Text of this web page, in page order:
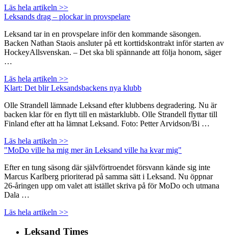
Läs hela artikeln >>
Leksands drag – plockar in provspelare
Leksand tar in en provspelare inför den kommande säsongen.
Backen Nathan Staois ansluter på ett korttidskontrakt inför starten av
HockeyAllsvenskan. – Det ska bli spännande att följa honom, säger
…
Läs hela artikeln >>
Klart: Det blir Leksandsbackens nya klubb
Olle Strandell lämnade Leksand efter klubbens degradering. Nu är
backen klar för en flytt till en mästarklubb. Olle Strandell flyttar till
Finland efter att ha lämnat Leksand. Foto: Petter Arvidson/Bi …
Läs hela artikeln >>
"MoDo ville ha mig mer än Leksand ville ha kvar mig"
Efter en tung säsong där självförtroendet försvann kände sig inte
Marcus Karlberg prioriterad på samma sätt i Leksand. Nu öppnar
26-åringen upp om valet att istället skriva på för MoDo och utmana
Dala …
Läs hela artikeln >>
Leksand Times